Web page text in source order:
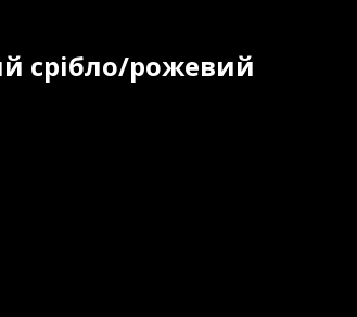
срібло/рожевий